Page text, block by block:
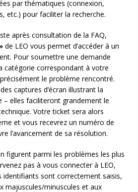
par thématiques (connexion,
etc.) pour faciliter la recherche.
après consultation de la FAQ,
de LEO vous permet d’accéder à un
Pour soumettre une demande
catégorie correspondant à votre
le problème rencontré.
captures d’écran illustrant la
elles faciliteront grandement le
Votre ticket sera alors
et vous recevrez un numéro de
l’avancement de sa résolution.
figurent parmi les problèmes les plus
pas à vous connecter à LEO,
identifiants sont correctement saisis,
majuscules/minuscules et aux